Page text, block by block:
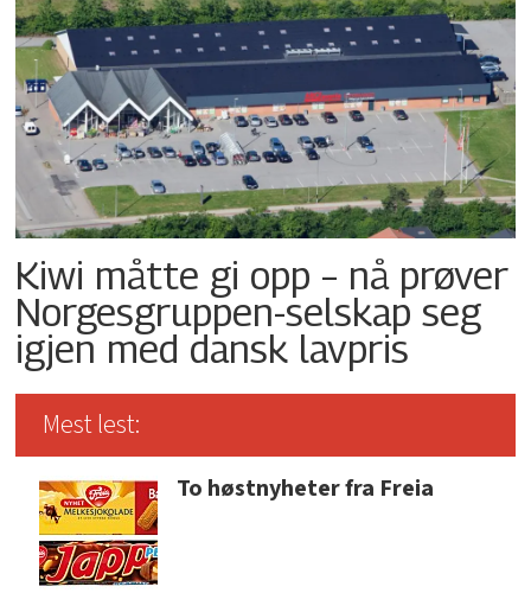
Kiwi måtte gi opp – nå prøver
Norgesgruppen-selskap seg
igjen med dansk lavpris
Mest lest:
To høstnyheter fra Freia